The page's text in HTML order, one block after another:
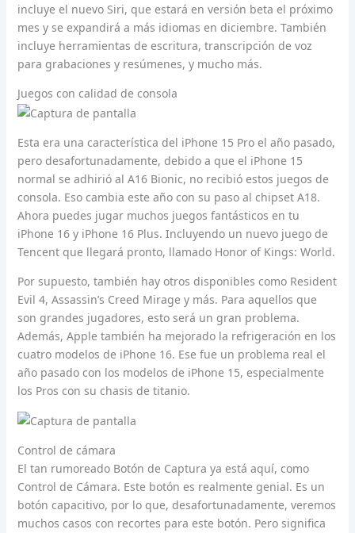
incluye el nuevo Siri, que estará en versión beta el próximo
mes y se expandirá a más idiomas en diciembre. También
incluye herramientas de escritura, transcripción de voz
para grabaciones y resúmenes, y mucho más.
Juegos con calidad de consola
Esta era una característica del iPhone 15 Pro el año pasado,
pero desafortunadamente, debido a que el iPhone 15
normal se adhirió al A16 Bionic, no recibió estos juegos de
consola. Eso cambia este año con su paso al chipset A18.
Ahora puedes jugar muchos juegos fantásticos en tu
iPhone 16 y iPhone 16 Plus. Incluyendo un nuevo juego de
Tencent que llegará pronto, llamado Honor of Kings: World.
Por supuesto, también hay otros disponibles como Resident
Evil 4, Assassin’s Creed Mirage y más. Para aquellos que
son grandes jugadores, esto será un gran problema.
Además, Apple también ha mejorado la refrigeración en los
cuatro modelos de iPhone 16. Ese fue un problema real el
año pasado con los modelos de iPhone 15, especialmente
los Pros con su chasis de titanio.
Control de cámara
El tan rumoreado Botón de Captura ya está aquí, como
Control de Cámara. Este botón es realmente genial. Es un
botón capacitivo, por lo que, desafortunadamente, veremos
muchos casos con recortes para este botón. Pero significa